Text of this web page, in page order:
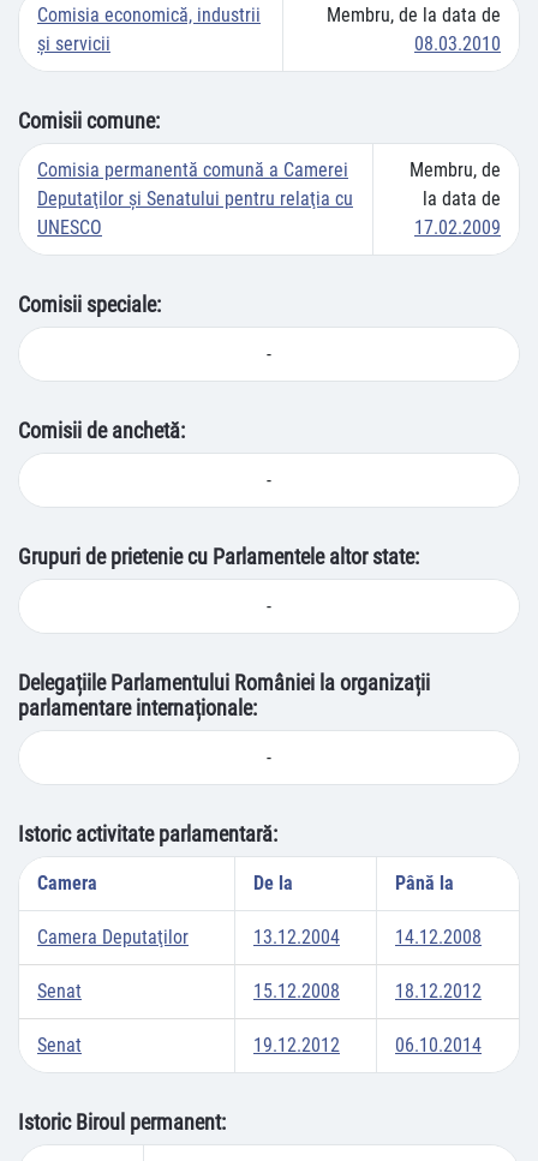
Comisia economică, industrii
şi servicii
Membru, de la data de
08.03.2010
Comisii comune:
Comisia permanentă comună a Camerei
Deputaţilor şi Senatului pentru relaţia cu
UNESCO
Membru, de
la data de
17.02.2009
Comisii speciale:
-
Comisii de anchetă:
-
Grupuri de prietenie cu Parlamentele altor state:
-
Delegațiile Parlamentului României la organizații
parlamentare internaționale:
-
Istoric activitate parlamentară:
Camera De la Până la
Camera Deputaţilor 13.12.2004 14.12.2008
Senat 15.12.2008 18.12.2012
Senat 19.12.2012 06.10.2014
Istoric Biroul permanent: